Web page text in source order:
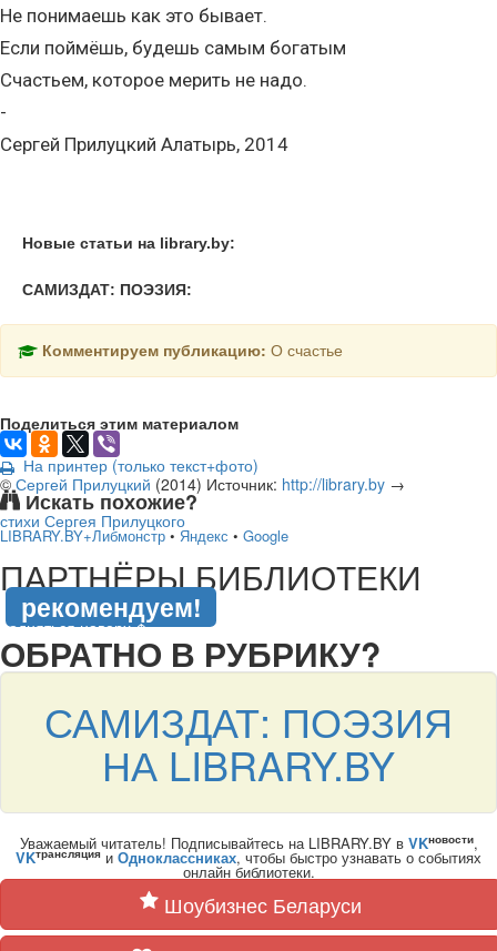
Не понимаешь как это бывает.
Если поймёшь, будешь самым богатым
Счастьем, которое мерить не надо.
-
Сергей Прилуцкий Алатырь, 2014
Новые статьи на library.by:
САМИЗДАТ: ПОЭЗИЯ:
Комментируем публикацию: О счастье
Поделиться этим материалом
На принтер (только текст+фото)
©Сергей Прилуцкий (2014) Источник: http://library.by →
Искать похожие?
стихи Сергея Прилуцкого
LIBRARY.BY+Либмонстр • Яндекс • Google
ПАРТНЁРЫ БИБЛИОТЕКИ
рекомендуем!
подняться наверх ↑
ОБРАТНО В РУБРИКУ?
САМИЗДАТ: ПОЭЗИЯ
НА LIBRARY.BY
Уважаемый читатель! Подписывайтесь на LIBRARY.BY в VKновости,
VKтрансляция и Одноклассниках, чтобы быстро узнавать о событиях
онлайн библиотеки.
Шоубизнес Беларуси